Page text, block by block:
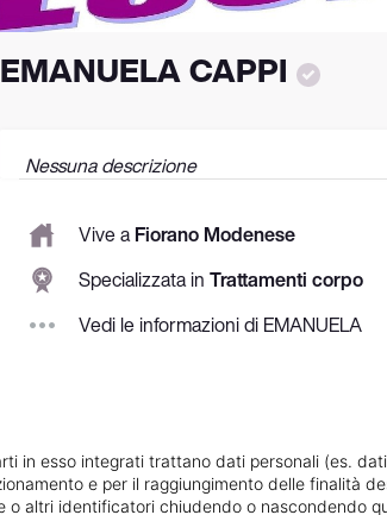
EMANUELA CAPPI
Nessuna descrizione
Vive aFiorano Modenese
Specializzata in Trattamenti corpo
Vedi le informazioni di EMANUELA
in esso integrati trattano dati personali (es.
e per il raggiungimento delle finalità
o altri identificatori chiudendo o nascondendo